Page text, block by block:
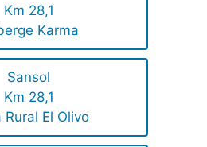
Km 28,1
Karma
Sansol
Km 28,1
Rural El Olivo